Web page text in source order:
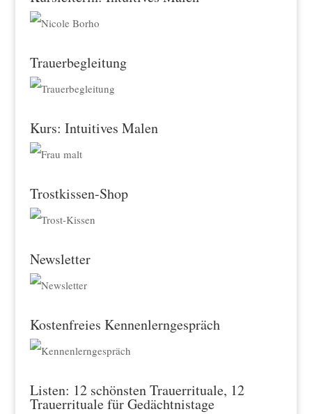
Trauerbegleitung
Kurs: Intuitives Malen
Trostkissen-Shop
Newsletter
Kostenfreies Kennenlerngespräch
Listen: 12 schönsten Trauerrituale, 12
Trauerrituale für Gedächtnistage